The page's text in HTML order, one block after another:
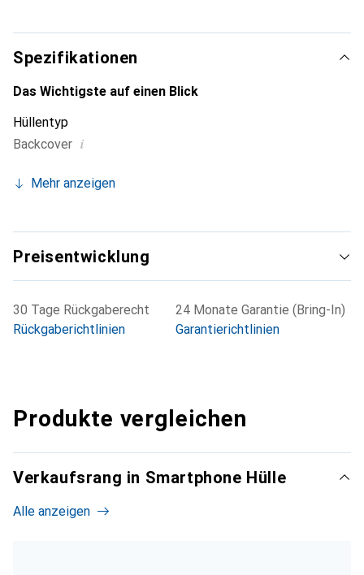
für den anspruchsvollen Kunden.
Spezifikationen
Das Wichtigste auf einen Blick
Hüllentyp
Backcover i
Mehr anzeigen
Preisentwicklung
30 Tage Rückgaberecht
Rückgaberichtlinien
24 Monate Garantie (Bring-In)
Garantierichtlinien
Produkte vergleichen
Verkaufsrang in Smartphone Hülle
Alle anzeigen